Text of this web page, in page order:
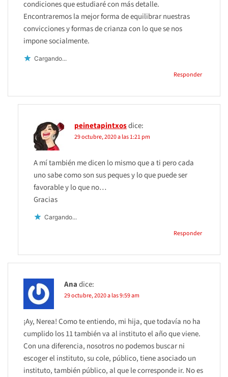
condiciones que estudiaré con más detalle.
Encontraremos la mejor forma de equilibrar nuestras
convicciones y formas de crianza con lo que se nos
impone socialmente.
Cargando...
Responder
peinetapintxosdice:
29 octubre, 2020 a las 1:21 pm
A mí también me dicen lo mismo que a ti pero cada
uno sabe como son sus peques y lo que puede ser
favorable y lo que no…
Gracias
Cargando...
Responder
Anadice:
29 octubre, 2020 a las 9:59 am
¡Ay, Nerea! Como te entiendo, mi hija, que todavía no ha
cumplido los 11 también va al instituto el año que viene.
Con una diferencia, nosotros no podemos buscar ni
escoger el instituto, su cole, público, tiene asociado un
instituto, también público, al que le corresponde ir. No es